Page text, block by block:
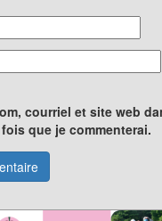
courriel et site web
que je commenterai.